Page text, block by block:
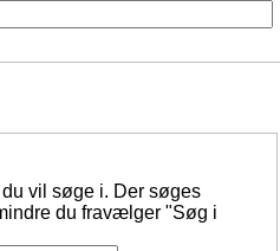
vil søge i. Der søges
du fravælger "Søg i